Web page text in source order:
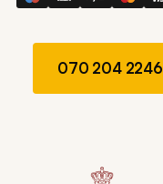
070 204 2246